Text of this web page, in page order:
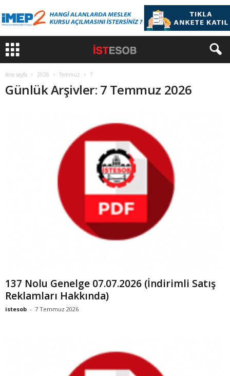
Ana sayfa 2026 Temmuz 7
Günlük Arşivler: 7 Temmuz 2026
137 Nolu Genelge 07.07.2026 (İndirimli Satış
Reklamları Hakkında)
istesob - 7 Temmuz 2026